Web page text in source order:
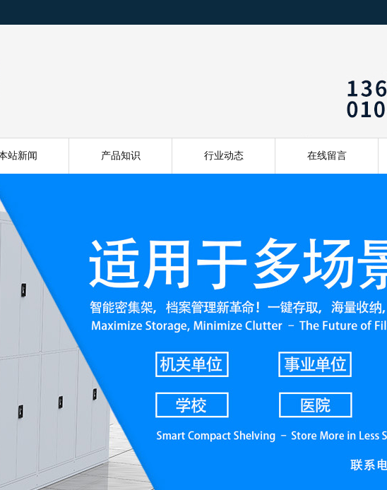
站新闻 产品知识 行业动态 在线留言